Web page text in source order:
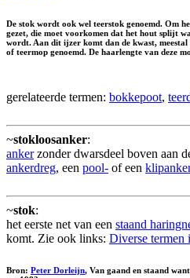
De stok wordt ook wel teerstok genoemd. Om
gezet, die moet voorkomen dat het hout splijt
wordt. Aan dit ijzer komt dan de kwast,
of teermop genoemd. De haarlengte van deze
gerelateerde termen: bokkepoot,
~stokloosanker:
ankerzonder dwarsdeel boven aan
ankerdreg, een pool- of een klipanker
~stok:
het eerste net van een staand
komt. Zie ook links: Diverse termen
Bron: Peter Dorleijn, Van gaand en staand